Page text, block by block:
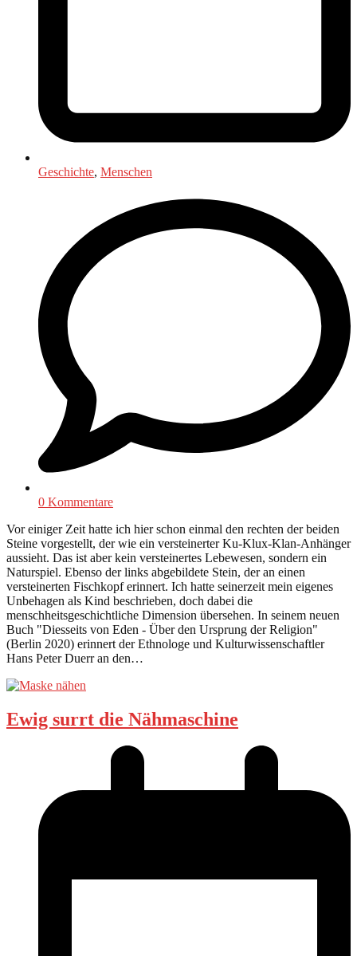
Geschichte, Menschen
0 Kommentare
Vor einiger Zeit hatte ich hier schon einmal den rechten der beiden
Steine vorgestellt, der wie ein versteinerter Ku-Klux-Klan-Anhänger
aussieht. Das ist aber kein versteinertes Lebewesen, sondern ein
Naturspiel. Ebenso der links abgebildete Stein, der an einen
versteinerten Fischkopf erinnert. Ich hatte seinerzeit mein eigenes
Unbehagen als Kind beschrieben, doch dabei die
menschheitsgeschichtliche Dimension übersehen. In seinem neuen
Buch "Diesseits von Eden - Über den Ursprung der Religion"
(Berlin 2020) erinnert der Ethnologe und Kulturwissenschaftler
Hans Peter Duerr an den…
Ewig surrt die Nähmaschine